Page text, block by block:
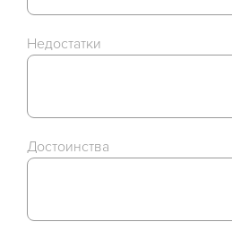
Недостатки
Достоинства